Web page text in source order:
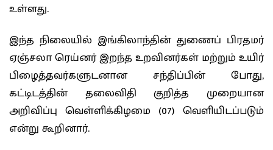
உள்ளது.
இந்த நிலையில் இங்கிலாந்தின் துணைப் பிரதமர்
ஏஞ்சலா ரெய்னர் இறந்த உறவினர்கள் மற்றும் உயிர்
பிழைத்தவர்களுடனான சந்திப்பின் போது,
கட்டிடத்தின் தலைவிதி குறித்த முறையான
அறிவிப்பு வெள்ளிக்கிழமை (07) வெளியிடப்படும்
என்று கூறினார்.